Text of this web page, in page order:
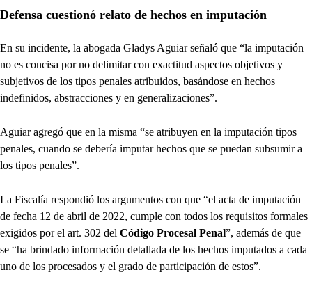
Defensa cuestionó relato de hechos en imputación
En su incidente, la abogada Gladys Aguiar señaló que “la imputación
no es concisa por no delimitar con exactitud aspectos objetivos y
subjetivos de los tipos penales atribuidos, basándose en hechos
indefinidos, abstracciones y en generalizaciones”.
Aguiar agregó que en la misma “se atribuyen en la imputación tipos
penales, cuando se debería imputar hechos que se puedan subsumir a
los tipos penales”.
La Fiscalía respondió los argumentos con que “el acta de imputación
de fecha 12 de abril de 2022, cumple con todos los requisitos formales
exigidos por el art. 302 del Código Procesal Penal”, además de que
se “ha brindado información detallada de los hechos imputados a cada
uno de los procesados y el grado de participación de estos”.